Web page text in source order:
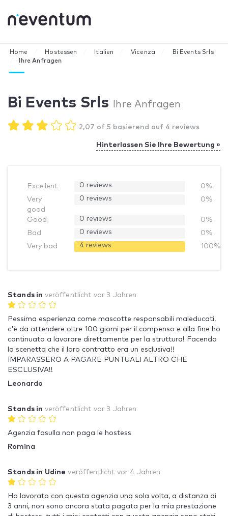
Home Hostessen Italien Vicenza
Bi Events Srls
Ihre Anfragen
Bi Events Srls Ihre Anfragen
2,07 of 5 basierend auf 4 reviews
Hinterlassen Sie Ihre Bewertung »
Excellent 0 reviews
0%
Very
good
0 reviews 0%
Good 0 reviews
0%
Bad
0 reviews
0%
Very bad
4 reviews 100%
Stands in veröffentlicht vor 3 Jahren
Pessima esperienza come mascotte responsabili maleducati,
c'è da attendere oltre 100 giorni per il compenso e alla fine ho
continuato a lavorare direttamente per la struttura! Facendo
la scenetta che il loro contratto era un esclusiva!!
IMPARASSERO A PAGARE PUNTUALI ALTRO CHE
ESCLUSIVA!!
Leonardo
Stands in veröffentlicht vor 3 Jahren
Agenzia fasulla non paga le hostess
Romina
Stands in Udine veröffentlicht vor 4 Jahren
Ho lavorato con questa agenzia una sola volta, a distanza di
3 anni, non sono ancora stata pagata per la mia prestazione